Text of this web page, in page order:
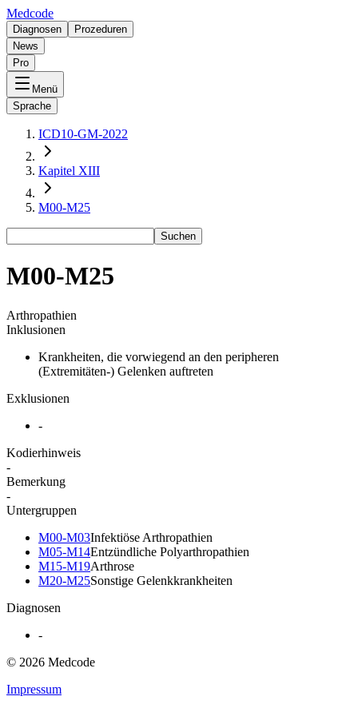
Medcode
Diagnosen
Prozeduren
News
Pro
Menü
Sprache
ICD10-GM-2022
Kapitel XIII
M00-M25
Suchen
M00-M25
Arthropathien
Inklusionen
Krankheiten, die vorwiegend an den peripheren
(Extremitäten-) Gelenken auftreten
Exklusionen
-
Kodierhinweis
-
Bemerkung
-
Untergruppen
M00-M03Infektiöse Arthropathien
M05-M14Entzündliche Polyarthropathien
M15-M19Arthrose
M20-M25Sonstige Gelenkkrankheiten
Diagnosen
-
© 2026 Medcode
Impressum